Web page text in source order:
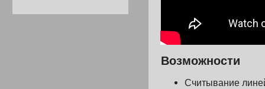
Возможности
Считывание